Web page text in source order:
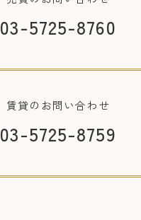
03-5725-8760
賃貸の お問い合わせ
03-5725-8759